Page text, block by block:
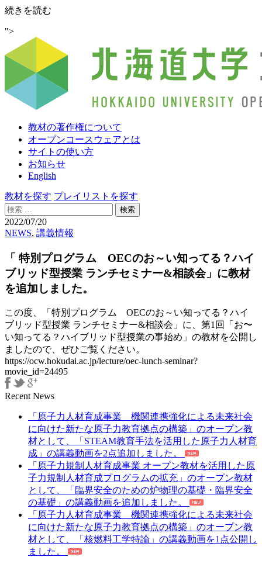
続きを読む
プ
ロ
ラ
ム
お
～
い
知
っ
て
る？
ハ
イ
ブ
リ
ッ
ド
型
業
ラ
ン
チ
セ
ミ
ー
&
相
談
会」
に
教
材
を
追
加
し
ま
し
">
教材の著作権について
オープンコースウェアとは
サイトの使い方
お知らせ
English
教材を探す プレイリストを探す
検
索:
2022/07/20
NEWS, 講義情報
「 特別プログラム OECのお～い知ってる？ハイ
ブリッド型授業 ランチセミナー&相談会」に教材
を追加しました。
この度、「特別プログラム OECのお～い知ってる？ハイ
ブリッド型授業 ランチセミナー&相談会」に、第1回「お〜
い知ってる？ハイブリッド型授業の事始め」の教材を公開し
ましたので、ぜひご覧ください。
https://ocw.hokudai.ac.jp/lecture/oec-lunch-seminar?
movie_id=24495
Recent News
「原子力人材育成事業 機関連携強化による未来社会
に向けた新たな原子力教育拠点の構築」のオープン教
材として、「STEAM教育手法を活用した原子力人材育
成」の講義動画を2点追加しました。
「原子力規制人材育成事業 オープン教材を活用した原
子力規制人材育成プログラムの拡充」のオープン教材
として、「臨界安全のための炉物理の基礎・臨界安全
の基礎」の講義動画を追加しました。
「原子力人材育成事業 機関連携強化による未来社会
に向けた新たな原子力教育拠点の構築」のオープン教
材として、「核燃料工学特論」の講義動画を1点公開し
ました。